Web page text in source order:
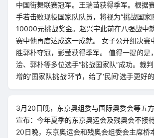
中国街舞联赛冠军。王瑞苗获得季军。根据
手若击败现役国家队队员，将视为“挑战国家
10000元挑战奖金。赵兴宇此前在八强战中
赛中他再度达成这一成就。 女子公开组决赛
胜郭朴夺冠，彭莹获得季军。 值得一提的是
浍、郭朴等多位选手“挑战国家队”成功。裁
增的‘国家队挑战’环节，给了‘民间’选手更好
3月20日晚，东京奥组委与国际奥委会等五
宣布：今年夏季的东京奥运会及残奥会不接
20日晚，东京奥运会和残奥会组委会主席桥